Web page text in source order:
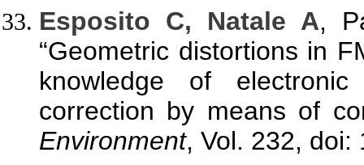
Esposito C, Natale A,
“Geometric distortions in
knowledge of
correction by means of
Environment, Vol. 232, doi: